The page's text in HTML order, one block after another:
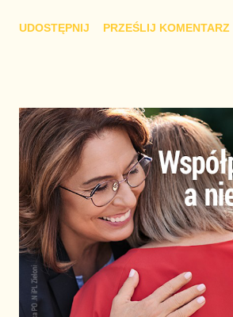
że za moich czasów nie było aż tak źle.
uwielbiałem trzy zajęcia: Głaskanie kotów
dachowców, bo są najlepsze), głaskanie
wówczas wyłącznie owczarki niemieckie)
moim ojcem, ale nie traktorem
żółtym Ursusem C360 3P z cudownie
Perkinsa. Wszelkiego rodzaju dziecięce
dzieci w moim wieku nie miały znaczenia.
co poniedziałek mam to wszystko
UDOSTĘPNIJ PRZEŚLIJ KOMENTARZ